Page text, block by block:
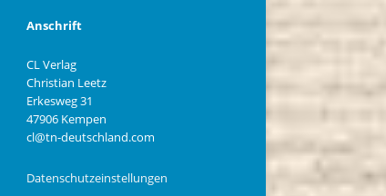
Anschrift
CL Verlag
Christian Leetz
Erkesweg 31
47906 Kempen
cl@tn-deutschland.com
Datenschutzeinstellungen